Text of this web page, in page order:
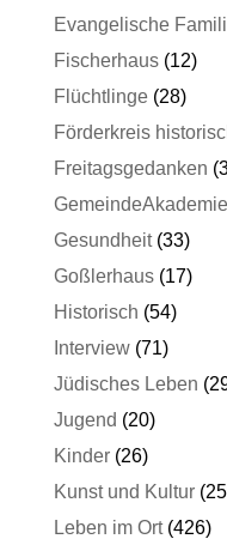
Evangelische
Fischerhaus(12)
Flüchtlinge(28)
Förderkreis
Freitagsgedanken
GemeindeAkademie
Gesundheit(33)
Goßlerhaus(17)
Historisch (54)
Interview(71)
Jüdisches Leben
Jugend (20)
Kinder(26)
Kunst und Kultur
Leben im Ort(426)